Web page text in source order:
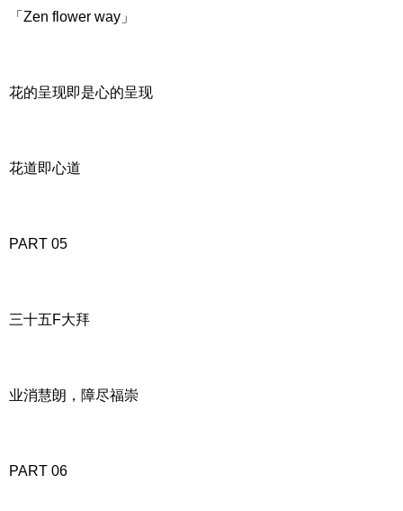
「Zen flower way」
花的呈现即是心的呈现
花道即心道
PART 05
三十五F大拜
业消慧朗，障尽福崇
PART 06